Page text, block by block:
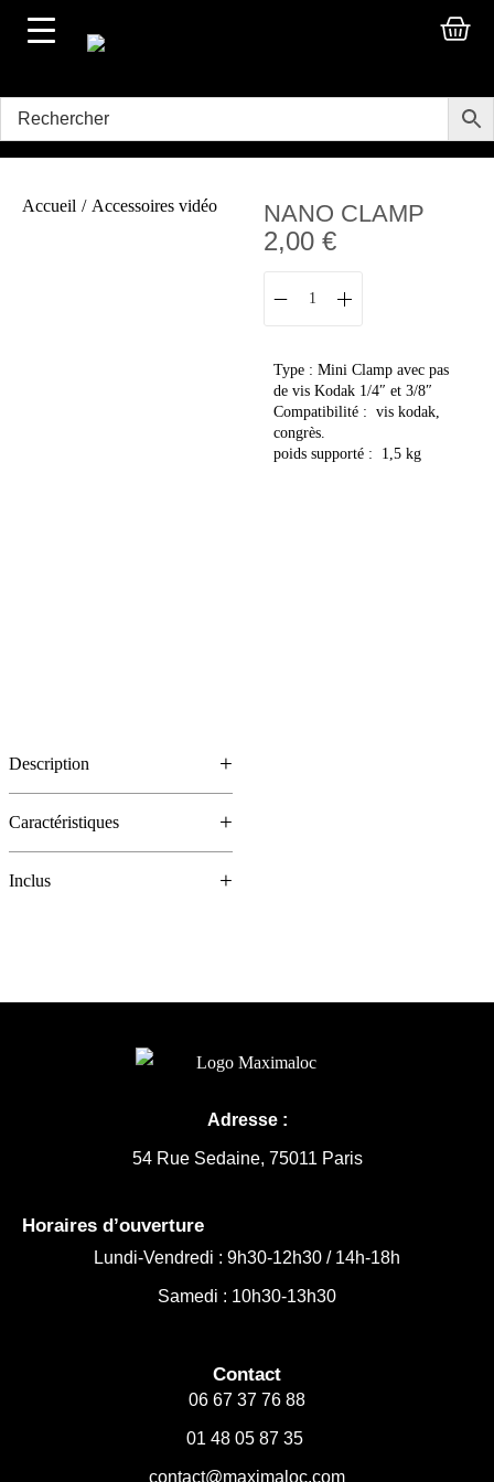
Accueil / Accessoires vidéo
Description
Caractéristiques
Inclus
NANO CLAMP
2,00 €
Type : Mini Clamp avec pas
de vis Kodak 1/4″ et 3/8″
Compatibilité : vis kodak,
congrès.
poids supporté : 1,5 kg
Adresse :
54 Rue Sedaine, 75011 Paris
Horaires d’ouverture
Lundi-Vendredi : 9h30-12h30 / 14h-18h
Samedi : 10h30-13h30
Contact
06 67 37 76 88
01 48 05 87 35
contact@maximaloc.com